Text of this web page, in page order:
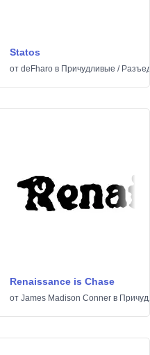
Statos
от deFharo в Причудливые /
Renaissance is Chase
от James Madison Conner в